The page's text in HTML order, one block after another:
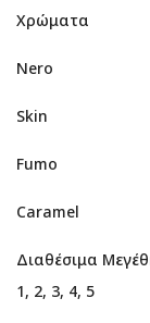
Χρώματα
Nero
Skin
Fumo
Caramel
Διαθέσιμα
1, 2, 3, 4, 5